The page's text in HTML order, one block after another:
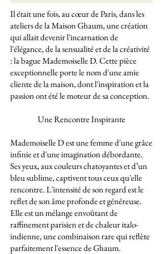
Il était une fois, au cœur de Paris, dans les
ateliers de la Maison Ghaum, une création
qui allait devenir l'incarnation de
l'élégance, de la sensualité et de la créativité
: la bague Mademoiselle D. Cette pièce
exceptionnelle porte le nom d'une amie
cliente de la maison, dont l'inspiration et la
passion ont été le moteur de sa conception.
Une Rencontre Inspirante
Mademoiselle D est une femme d'une grâce
infinie et d'une imagination débordante.
Ses yeux, aux couleurs chatoyantes et d’un
bleu sublime, captivent tous ceux qu'elle
rencontre. L'intensité de son regard est le
reflet de son âme profonde et généreuse.
Elle est un mélange envoûtant de
raffinement parisien et de chaleur italo-
indienne, une combinaison rare qui reflète
parfaitement l'essence de Ghaum.